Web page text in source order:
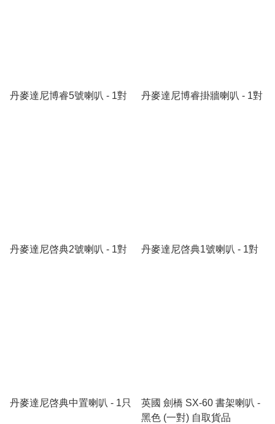
丹麥達尼博睿5號喇叭 - 1對 丹麥達尼博睿掛牆喇叭 - 1對
丹麥達尼啓典2號喇叭 - 1對 丹麥達尼啓典1號喇叭 - 1對
丹麥達尼啓典中置喇叭 - 1只
英國 劍橋 SX-60 書架喇叭 -
黑色 (一對) 自取貨品